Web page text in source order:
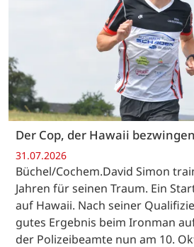
Der Cop, der Hawaii
31.07.2026
Büchel/Cochem.David Simon
Jahren für seinen Traum. Ein
auf Hawaii. Nach seiner
gutes Ergebnis beim Ironman
der Polizeibeamte nun am 10.